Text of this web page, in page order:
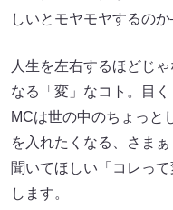
しいとモヤモヤするの
人生を左右するほどじ
なる「変」なコト。目
MCは世の中のちょっと
を入れたくなる、さま
聞いてほしい「コレっ
します。